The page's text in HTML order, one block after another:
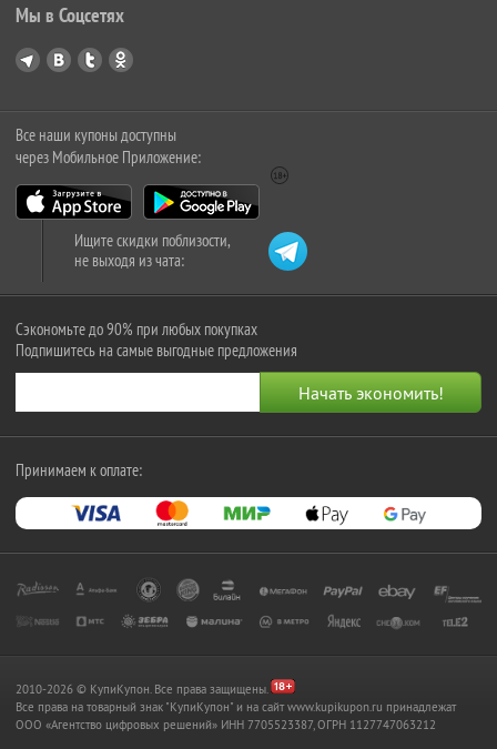
Мы в Соцсетях
Все наши купоны доступны
через Мобильное Приложение:
Ищите скидки поблизости,
не выходя из чата:
Сэкономьте до 90% при любых покупках
Подпишитесь на самые выгодные предложения
Принимаем к оплате:
2010-2026 © КупиКупон. Все права защищены.
Все права на товарный знак "КупиКупон" и на сайт www.kupikupon.ru принадлежат
OOO «Агентство цифровых решений» ИНН 7705523387, ОГРН 1127747063212